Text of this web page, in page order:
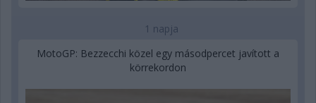
1 napja
MotoGP: Bezzecchi közel egy másodpercet javított a
körrekordon